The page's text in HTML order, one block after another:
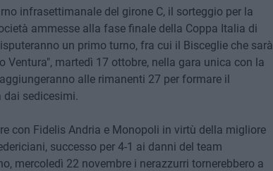
infrasettimanale del girone C, il sorteggio per la
ammesse alla fase finale della Coppa Italia di
un primo turno, fra cui il Bisceglie che sarà
martedì 17 ottobre, nella gara unica con la
alle rimanenti 27 per formare il
dai sedicesimi.
con Fidelis Andria e Monopoli in virtù della migliore
successo per 4-1 ai danni del team
mercoledì 22 novembre i nerazzurri tornerebbero a